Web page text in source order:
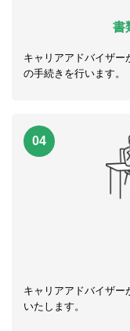
書
キャリアアドバイザー
の手続きを行います。
04
キャリアアドバイザー
いたします。